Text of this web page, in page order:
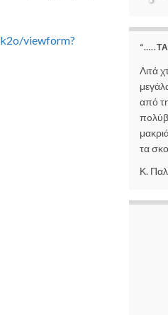
viewform?
Λιτά
από
τα
Κ.